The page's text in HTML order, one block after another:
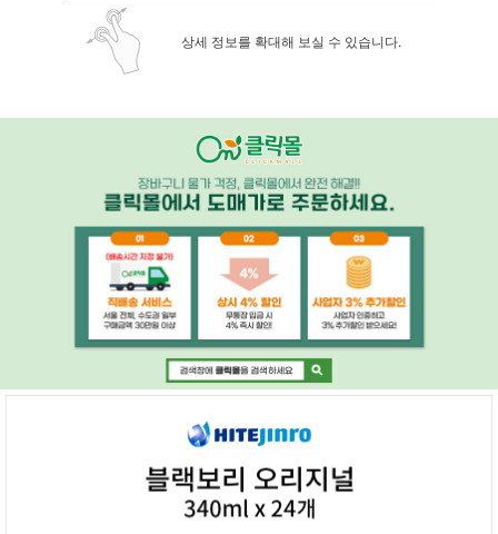
페이코 ID로 페
상세 정보를 확대해 보실 수 있습니다.